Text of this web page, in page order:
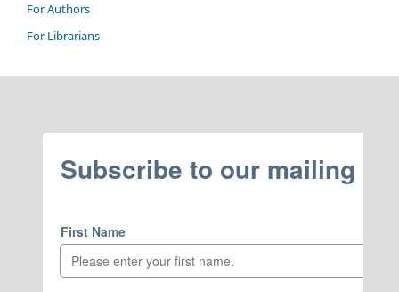
For Authors
For Librarians